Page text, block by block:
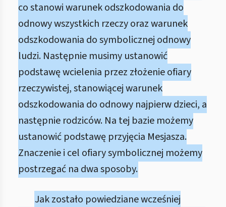
co stanowi warunek odszkodowania do
odnowy wszystkich rzeczy oraz warunek
odszkodowania do symbolicznej odnowy
ludzi. Następnie musimy ustanowić
podstawę wcielenia przez złożenie ofiary
rzeczywistej, stanowiącej warunek
odszkodowania do odnowy najpierw dzieci, a
następnie rodziców. Na tej bazie możemy
ustanowić podstawę przyjęcia Mesjasza.
Znaczenie i cel ofiary symbolicznej możemy
postrzegać na dwa sposoby.
Jak zostało powiedziane wcześniej